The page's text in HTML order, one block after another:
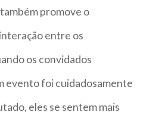
promove o
entre os
os convidados
evento foi cuidadosamente
eles se sentem mais